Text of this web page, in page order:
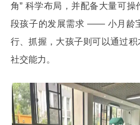
角” 科学布局，并配备大量可
段孩子的发展需求 —— 小月龄
行、抓握，大孩子则可以通过
社交能力。